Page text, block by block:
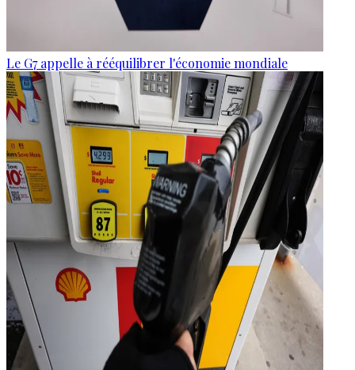
Le G7 appelle à rééquilibrer l'économie mondiale